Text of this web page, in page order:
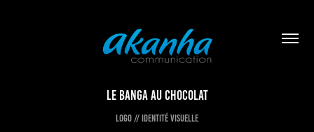
Le Banga au Chocolat
Logo // Identité visuelle